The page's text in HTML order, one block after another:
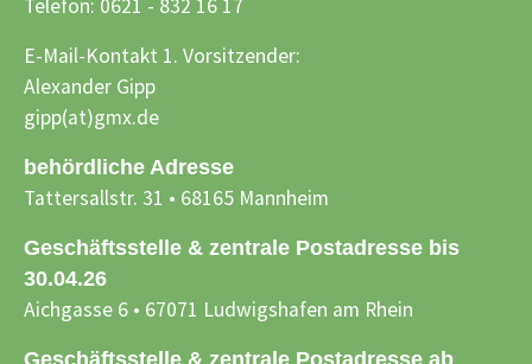
Telefon: 0621 - 832 16 17
E-Mail-Kontakt 1. Vorsitzender:
Alexander Gipp
gipp(at)gmx.de
behördliche Adresse
Tattersallstr. 31 • 68165 Mannheim
Geschäftsstelle & zentrale Postadresse bis
30.04.26
Aichgasse 6 • 67071 Ludwigshafen am Rhein